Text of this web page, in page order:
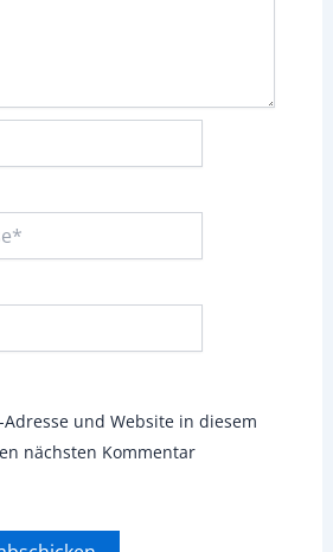
Adresse und Website in diesem
nächsten Kommentar